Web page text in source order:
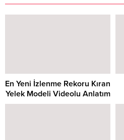
En Yeni İzlenme Rekoru Kıran
Yelek Modeli Videolu Anlatım